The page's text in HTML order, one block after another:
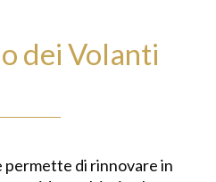
dei Volanti
permette di rinnovare in